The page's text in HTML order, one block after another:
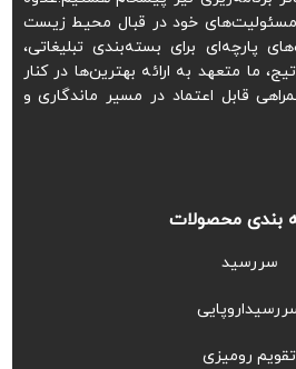
مسئولیت‌های خود در قبال محیط زیست
پارچه‌ای برای بسته‌بندی تبلیغاتی،
ما متعهد به ارائه بهترین‌ها در کنار
قابل اعتماد در مسیر ماندگاری و
بندی محصولات
سررسید
تقویم رومیزی